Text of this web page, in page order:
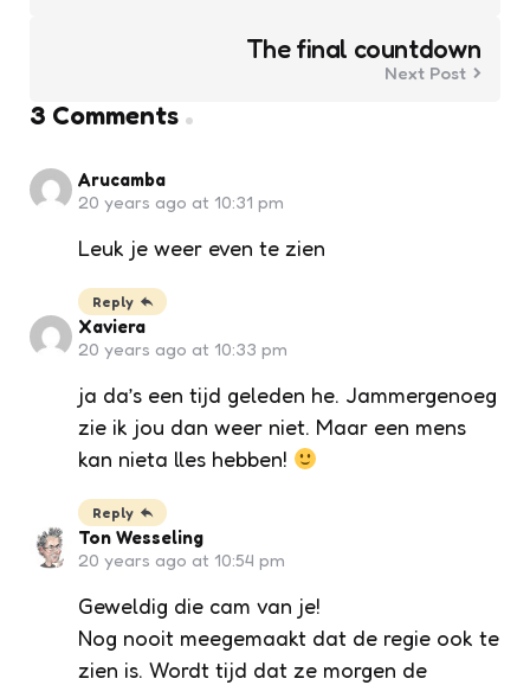
The final countdown
Next Post
3 Comments
Arucamba
20 years ago at 10:31 pm
Leuk je weer even te zien
Reply
Xaviera
20 years ago at 10:33 pm
ja da’s een tijd geleden he. Jammergenoeg
zie ik jou dan weer niet. Maar een mens
kan nieta lles hebben!
Reply
Ton Wesseling
20 years ago at 10:54 pm
Geweldig die cam van je!
Nog nooit meegemaakt dat de regie ook te
zien is. Wordt tijd dat ze morgen de